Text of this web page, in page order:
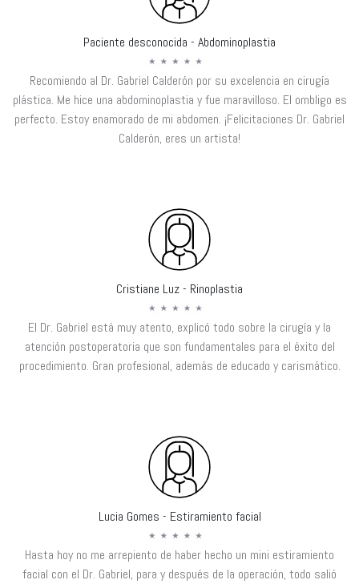
Paciente desconocida - Abdominoplastia
Recomiendo al Dr. Gabriel Calderón por su excelencia en cirugía
plástica. Me hice una abdominoplastia y fue maravilloso. El ombligo es
perfecto. Estoy enamorado de mi abdomen. ¡Felicitaciones Dr. Gabriel
Calderón, eres un artista!
Cristiane Luz - Rinoplastia
El Dr. Gabriel está muy atento, explicó todo sobre la cirugía y la
atención postoperatoria que son fundamentales para el éxito del
procedimiento. Gran profesional, además de educado y carismático.
Lucia Gomes - Estiramiento facial
Hasta hoy no me arrepiento de haber hecho un mini estiramiento
facial con el Dr. Gabriel, para y después de la operación, todo salió